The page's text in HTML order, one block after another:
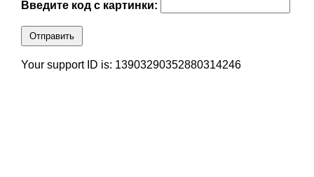
Введите код с картинки:
Отправить
Your support ID is: 13903290352880314246